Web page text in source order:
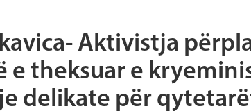
Aktivistja
e theksuar e
delikate për